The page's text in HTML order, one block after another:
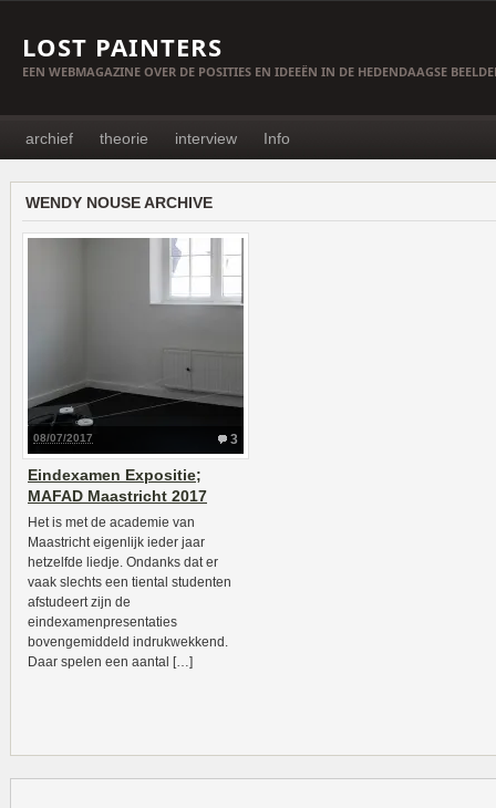
LOST PAINTERS
EEN WEBMAGAZINE OVER DE POSITIES EN IDEEËN IN DE HEDENDAAGSE
archief theorie interview Info
WENDY NOUSE ARCHIVE
3
08/07/2017
Eindexamen Expositie;
MAFAD Maastricht 2017
Het is met de academie van
Maastricht eigenlijk ieder jaar
hetzelfde liedje. Ondanks dat er
vaak slechts een tiental studenten
afstudeert zijn de
eindexamenpresentaties
bovengemiddeld indrukwekkend.
Daar spelen een aantal […]